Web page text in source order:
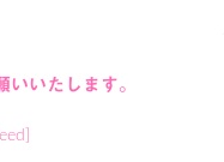
いいたします。